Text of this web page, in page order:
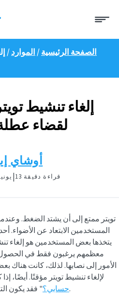
الصفحة الرئيسية/ الموارد/
إلغاء تنشيط
لقضاء
أوشاي
يونيو 28 ، | 13 قراءة دقيقة
تويتر ممتع إلى أن يشتد الضغط.
المستخدمين الابتعاد عن الأضواء.
يتخذها بعض المستخدمين هو إلغاء
معظمهم يرغبون فقط في الحصول
الأمور إلى نصابها. لذلك، كانت هناك
لإلغاء تنشيط تويتر مؤقتًا. أيضًا،
حسابي؟" فقد يكون التعطيل مؤقتًا وليس حذفًا دائمًا.